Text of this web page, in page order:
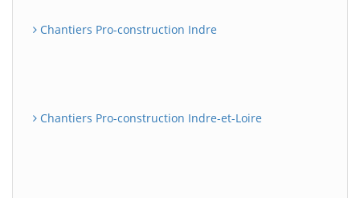
Chantiers Pro-construction Indre
Chantiers Pro-construction Indre-et-Loire